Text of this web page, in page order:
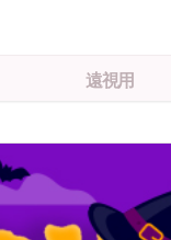
遠視用